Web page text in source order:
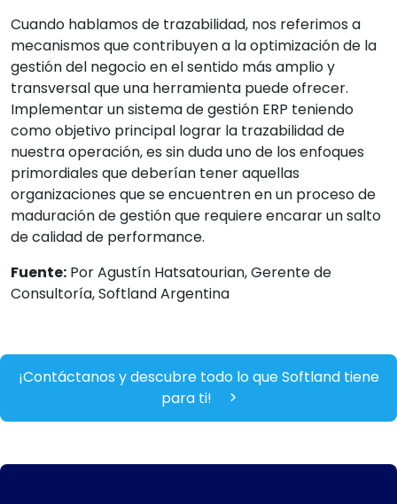
Cuando hablamos de trazabilidad, nos referimos a
mecanismos que contribuyen a la optimización de la
gestión del negocio en el sentido más amplio y
transversal que una herramienta puede ofrecer.
Implementar un sistema de gestión ERP teniendo
como objetivo principal lograr la trazabilidad de
nuestra operación, es sin duda uno de los enfoques
primordiales que deberían tener aquellas
organizaciones que se encuentren en un proceso de
maduración de gestión que requiere encarar un salto
de calidad de performance.
Fuente: Por Agustín Hatsatourian, Gerente de
Consultoría, Softland Argentina
¡Contáctanos y descubre todo lo que Softland tiene
para ti!